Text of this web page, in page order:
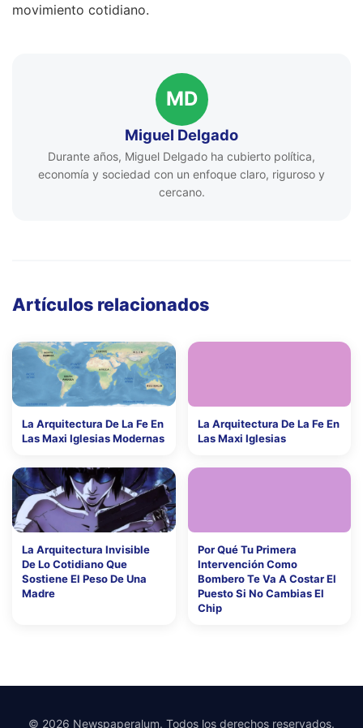
movimiento cotidiano.
MD
Miguel Delgado
Durante años, Miguel Delgado ha cubierto política,
economía y sociedad con un enfoque claro, riguroso y
cercano.
Artículos relacionados
La Arquitectura De La Fe En
Las Maxi Iglesias Modernas
La Arquitectura De La Fe En
Las Maxi Iglesias
La Arquitectura Invisible
De Lo Cotidiano Que
Sostiene El Peso De Una
Madre
Por Qué Tu Primera
Intervención Como
Bombero Te Va A Costar El
Puesto Si No Cambias El
Chip
© 2026 Newspaperalum. Todos los derechos reservados.